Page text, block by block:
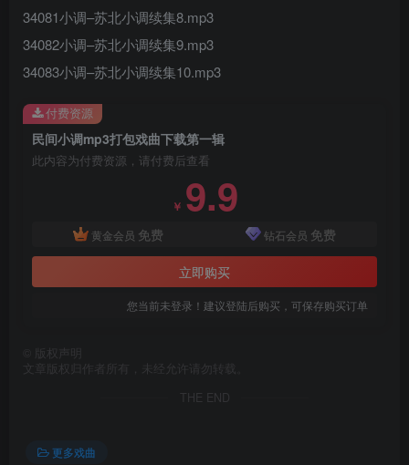
34081小调–苏北小调续集8.mp3
34082小调–苏北小调续集9.mp3
34083小调–苏北小调续集10.mp3
民间小调mp3打包戏曲下载第一辑
此内容为付费资源，请付费后查看
￥ 9.9
黄金会员 免费 钻石会员 免费
立即购买
您当前未登录！建议登陆后购买，可保存购买订单
付费资源
版权声明
文章版权归作者所有，未经允许请勿转载。
THE END
更多戏曲